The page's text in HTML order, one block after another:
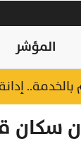
المؤشر
في قطاع إصلاح المركبات